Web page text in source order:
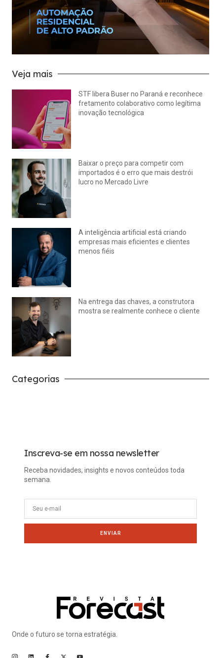
Veja mais
STF libera Buser no Paraná e reconhece
fretamento colaborativo como legítima
inovação tecnológica
Baixar o preço para competir com
importados é o erro que mais destrói
lucro no Mercado Livre
A inteligência artificial está criando
empresas mais eficientes e clientes
menos fiéis
Na entrega das chaves, a construtora
mostra se realmente conhece o cliente
Categorias
Inscreva-se em nossa newsletter
Receba novidades, insights e novos conteúdos toda
semana.
ENVIAR
Onde o futuro se torna estratégia.